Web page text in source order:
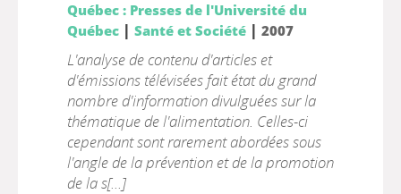
Québec : Presses de l'Université du
Québec| Santé et Société| 2007
L'analyse de contenu d'articles et
d'émissions télévisées fait état du grand
nombre d'information divulguées sur la
thématique de l'alimentation. Celles-ci
cependant sont rarement abordées sous
l'angle de la prévention et de la promotion
de la s[...]